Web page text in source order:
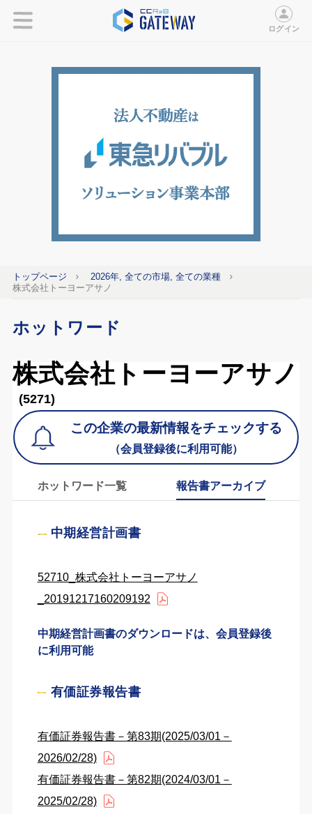
ログイン
トップページ
2026年, 全ての市場, 全ての業種
株式会社トーヨーアサノ
ホットワード
株式会社トーヨーアサノ
(5271)
この企業の最新情報をチェックする
（会員登録後に利用可能）
ホットワード一覧 報告書アーカイブ
中期経営計画書
52710_株式会社トーヨーアサノ
_20191217160209192
中期経営計画書のダウンロードは、会員登録後
に利用可能
有価証券報告書
有価証券報告書－第83期(2025/03/01－
2026/02/28)
有価証券報告書－第82期(2024/03/01－
2025/02/28)